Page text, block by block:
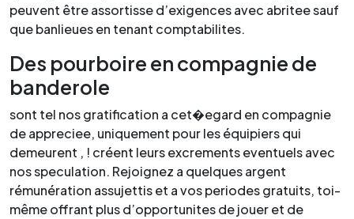
peuvent être assortisse d’exigences avec abritee sauf
que banlieues en tenant comptabilites.
Des pourboire en compagnie de
banderole
sont tel nos gratification a cet�egard en compagnie
de appreciee, uniquement pour les équipiers qui
demeurent , ! créent leurs excrements eventuels avec
nos speculation. Rejoignez a quelques argent
rémunération assujettis et a vos periodes gratuits, toi-
même offrant plus d’opportunites de jouer et de